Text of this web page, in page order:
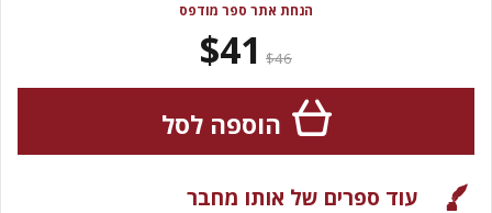
הנחת אתר ספר מודפס
$46
$41
הוספה לסל
עוד ספרים של אותו מחבר